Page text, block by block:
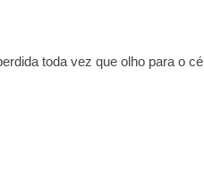
toda vez que olho para o